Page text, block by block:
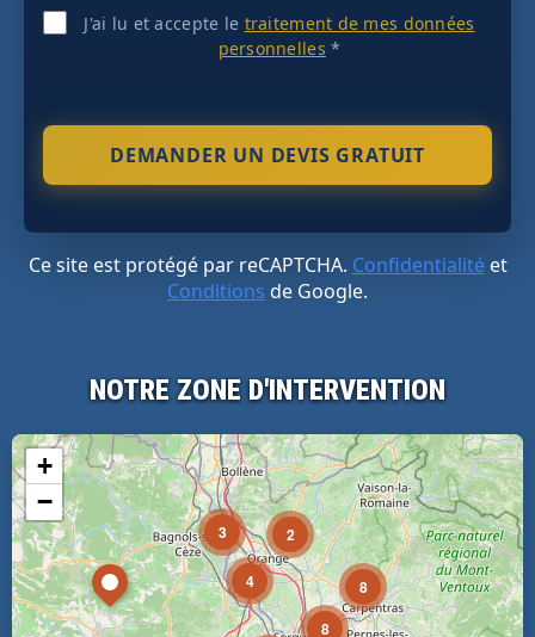
J'ai lu et accepte le traitement de mes données
personnelles *
Ce site est protégé par reCAPTCHA. Confidentialitéet
Conditions de Google.
NOTRE ZONE D'INTERVENTION
3 2
4
8
8
+
−